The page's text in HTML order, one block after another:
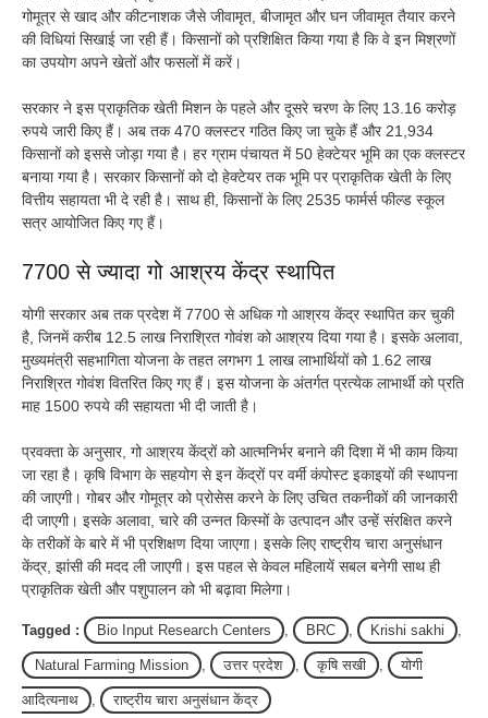
गोमूत्र से खाद और कीटनाशक जैसे जीवामृत, बीजामृत और घन जीवामृत तैयार करने
की विधियां सिखाई जा रही हैं। किसानों को प्रशिक्षित किया गया है कि वे इन मिश्रणों
का उपयोग अपने खेतों और फसलों में करें।
सरकार ने इस प्राकृतिक खेती मिशन के पहले और दूसरे चरण के लिए 13.16 करोड़
रुपये जारी किए हैं। अब तक 470 क्लस्टर गठित किए जा चुके हैं और 21,934
किसानों को इससे जोड़ा गया है। हर ग्राम पंचायत में 50 हेक्टेयर भूमि का एक क्लस्टर
बनाया गया है। सरकार किसानों को दो हेक्टेयर तक भूमि पर प्राकृतिक खेती के लिए
वित्तीय सहायता भी दे रही है। साथ ही, किसानों के लिए 2535 फार्मर्स फील्ड स्कूल
सत्र आयोजित किए गए हैं।
7700 से ज्यादा गो आश्रय केंद्र स्थापित
योगी सरकार अब तक प्रदेश में 7700 से अधिक गो आश्रय केंद्र स्थापित कर चुकी
है, जिनमें करीब 12.5 लाख निराश्रित गोवंश को आश्रय दिया गया है। इसके अलावा,
मुख्यमंत्री सहभागिता योजना के तहत लगभग 1 लाख लाभार्थियों को 1.62 लाख
निराश्रित गोवंश वितरित किए गए हैं। इस योजना के अंतर्गत प्रत्येक लाभार्थी को प्रति
माह 1500 रुपये की सहायता भी दी जाती है।
प्रवक्ता के अनुसार, गो आश्रय केंद्रों को आत्मनिर्भर बनाने की दिशा में भी काम किया
जा रहा है। कृषि विभाग के सहयोग से इन केंद्रों पर वर्मी कंपोस्ट इकाइयों की स्थापना
की जाएगी। गोबर और गोमूत्र को प्रोसेस करने के लिए उचित तकनीकों की जानकारी
दी जाएगी। इसके अलावा, चारे की उन्नत किस्मों के उत्पादन और उन्हें संरक्षित करने
के तरीकों के बारे में भी प्रशिक्षण दिया जाएगा। इसके लिए राष्ट्रीय चारा अनुसंधान
केंद्र, झांसी की मदद ली जाएगी। इस पहल से केवल महिलायें सबल बनेगी साथ ही
प्राकृतिक खेती और पशुपालन को भी बढ़ावा मिलेगा।
Tagged : Bio Input Research Centers BRC Krishi sakhi
Natural Farming Mission उत्तर प्रदेश कृषि सखी योगी
आदित्यनाथ राष्ट्रीय चारा अनुसंधान केंद्र